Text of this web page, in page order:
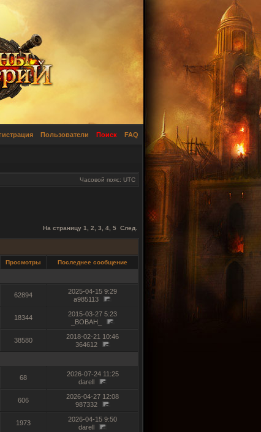
FAQ
Поиск
Пользователи
Часовой пояс: UTC
На страницу 1 2 3 4 5 След.
Просмотры Последнее сообщение
62894
2025-04-15 9:29
a985113
18344
2015-03-27 5:23
_BOBAH_
38580
2018-02-21 10:46
364612
68
2026-07-24 11:25
darell
606
2026-04-27 12:08
987332
1973
2026-04-15 9:50
darell